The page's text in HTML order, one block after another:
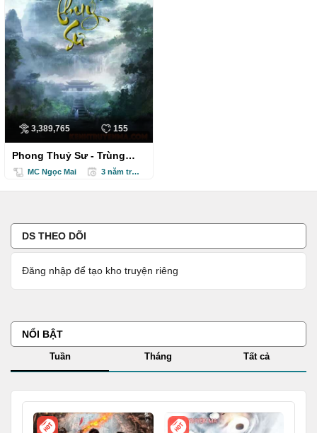
3,389,765 155
Phong Thuỷ Sư - Trùng
Sinh Chi Thiên Tài Thần
Côn
MC Ngọc Mai 3 năm trước
DS THEO DÕI
Đăng nhập để tạo kho truyện riêng
NỔI BẬT
Tuần Tháng Tất cả